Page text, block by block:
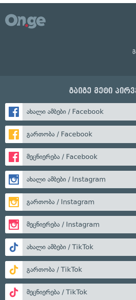
გაიგე მეტი
ახალი ამბები / Facebook
გართობა / Facebook
მეცნიერება / Facebook
ახალი ამბები / Instagram
გართობა / Instagram
მეცნიერება / Instagram
ახალი ამბები / TikTok
გართობა / TikTok
მეცნიერება / TikTok